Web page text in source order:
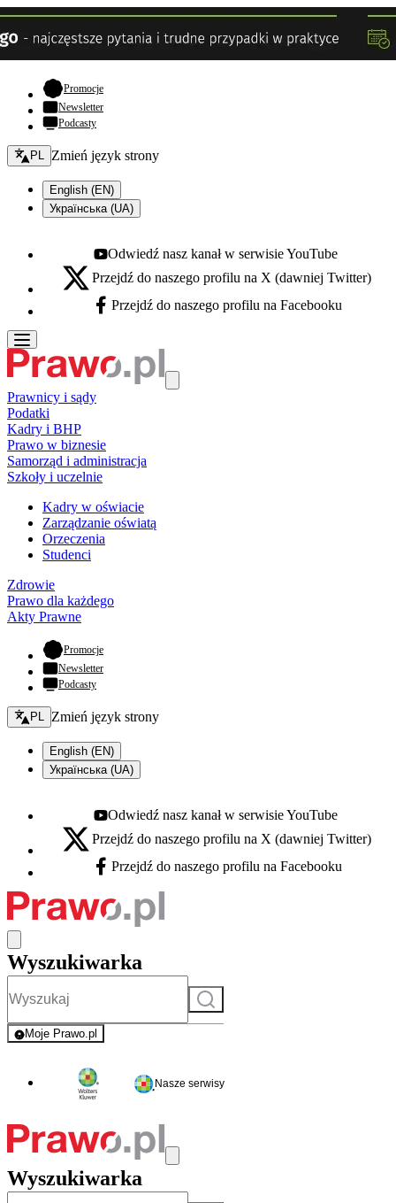
Promocje- otwiera się w nowej karcie
Newsletter
Podcasty
Zmień język - bieżący:
PL Zmień język strony
English (EN)
Українська (UA)
Youtube - otwiera się w nowej karcie
Odwiedź nasz kanał w serwisie YouTube
X - otwiera się w nowej karcie
Przejdź do naszego profilu na X (dawniej Twitter)
Facebook - otwiera się w nowej karcie
Przejdź do naszego profilu na Facebooku
Prawnicy i sądy
Podatki
Kadry i BHP
Prawo w biznesie
Samorząd i administracja
Szkoły i uczelnie
Kadry w oświacie
Zarządzanie oświatą
Orzeczenia
Studenci
Zdrowie
Prawo dla każdego
Akty Prawne
Promocje- otwiera się w nowej karcie
Newsletter
Podcasty
Zmień język - bieżący:
PL Zmień język strony
English (EN)
Українська (UA)
Youtube - otwiera się w nowej karcie
Odwiedź nasz kanał w serwisie YouTube
X - otwiera się w nowej karcie
Przejdź do naszego profilu na X (dawniej Twitter)
Facebook - otwiera się w nowej karcie
Przejdź do naszego profilu na Facebooku
Wyszukiwarka
Szukaj
Moje Prawo.pl
- rejestracja i logowanie do serwisu
Nasze serwisy
Wyszukiwarka